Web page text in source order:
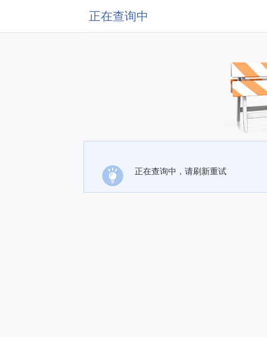
正在查询中
正在查询中，请刷新重试